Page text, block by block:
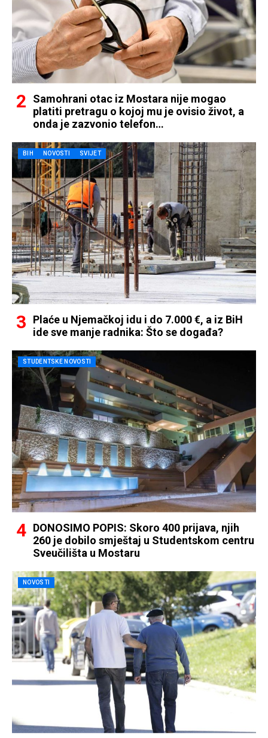
Samohrani otac iz Mostara nije mogao
platiti pretragu o kojoj mu je ovisio život, a
onda je zazvonio telefon…
BIH NOVOSTI SVIJET
Plaće u Njemačkoj idu i do 7.000 €, a iz BiH
ide sve manje radnika: Što se događa?
STUDENTSKE NOVOSTI
DONOSIMO POPIS: Skoro 400 prijava, njih
260 je dobilo smještaj u Studentskom centru
Sveučilišta u Mostaru
NOVOSTI